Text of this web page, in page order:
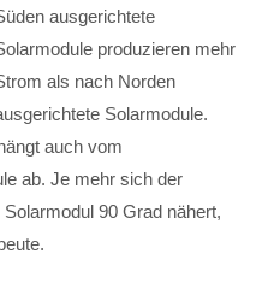
ausgerichtete
produzieren mehr
als nach Norden
Solarmodule.
auch vom
ab. Je mehr sich der
90 Grad nähert,